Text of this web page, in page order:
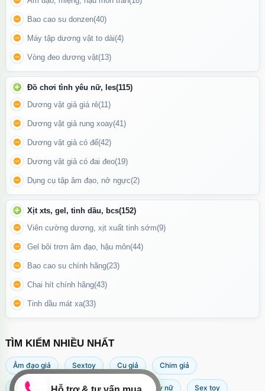
Bao cao su donzen(40)
Máy tập dương vật to dài(4)
Vòng đeo dương vật(13)
Đồ chơi tình yêu nữ, les(115)
Dương vật giả giá rẻ(11)
Dương vật giả rung xoay(41)
Dương vật giả có đế(42)
Dương vật giả có đai đeo(19)
Dụng cụ tập âm đạo, nở ngực(2)
Xịt xts, gel, tinh dầu, bcs(152)
Viên cường dương, xịt xuất tinh sớm(9)
Gel bôi trơn âm đạo, hậu môn(44)
Bao cao su chính hãng(23)
Chai hít chính hãng(43)
Tinh dầu mát xa(33)
TÌM KIẾM NHIỀU NHẤT
Âm đạo giả Sextoy Cu giả Chim giả
Máy rung âm đạo Popper Sextoy nữ Sex toy